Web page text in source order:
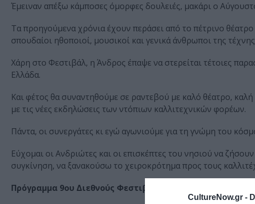
CultureNow.gr -
Έμειναν απέξω κάμποσες όμορφες δουλειές, μακάρι ο
Τα προηγούμενα χρόνια έχουν περάσει από το πέτρινο
σπουδαίοι ηθοποιοί, μουσικοί και γενικά άνθρωποι της
Χάρη στο Φεστιβάλ, η Άνδρος έπαψε να στερείται τέτοιες
Ελλάδα.
Και φέτος θα συναντηθούμε σε ραντεβού με καλό θέατρο,
με τις νέες εκδηλώσεις των ντόπιων καλλιτεχνικών φορέων.
Πάντα, οι συνεργάτες κι εγώ αγωνιούμε για τη γνώμη του
Εύχομαι οι Ανδριώτες και οι επισκέπτες του νησιού να
συγκίνηση, να ξανακούσω το χειροκρότημα προς τους
Πρόγραμμα 9ου Διεθνούς Φεστιβάλ Άνδρου